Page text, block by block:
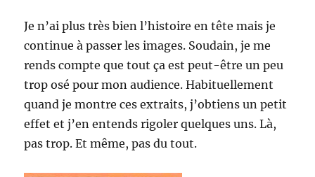
Je n’ai plus très bien l’histoire en tête mais je
continue à passer les images. Soudain, je me
rends compte que tout ça est peut-être un peu
trop osé pour mon audience. Habituellement
quand je montre ces extraits, j’obtiens un petit
effet et j’en entends rigoler quelques uns. Là,
pas trop. Et même, pas du tout.